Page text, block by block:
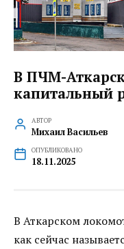
В ПЧМ-
капитальный
АВТОР
Михаил Васильев
ОПУБЛИКОВАНО
18.11.2025
В Аткарском
как сейчас